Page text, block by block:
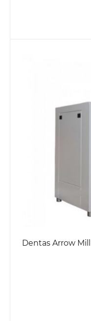
Dentas Arrow